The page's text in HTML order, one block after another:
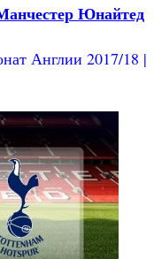
Юнайтед
Англии 2017/18 |